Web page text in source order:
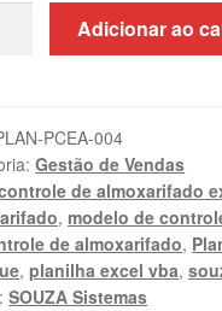
Adicionar ao
PCEA-004
Gestão de Vendas
de almoxarifado
,modelo de
de almoxarifado,
,planilha excel vba,
SOUZA Sistemas